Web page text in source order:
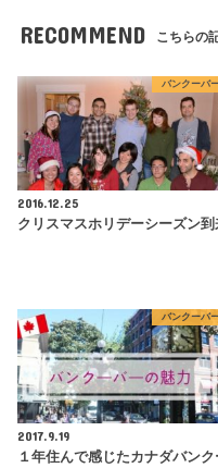
RECOMMEND こちらの
バンクーバ
2016.12.25
クリスマスホリデーシーズン到
バンクーバ
2017.9.19
１年住んで感じたカナダバンク